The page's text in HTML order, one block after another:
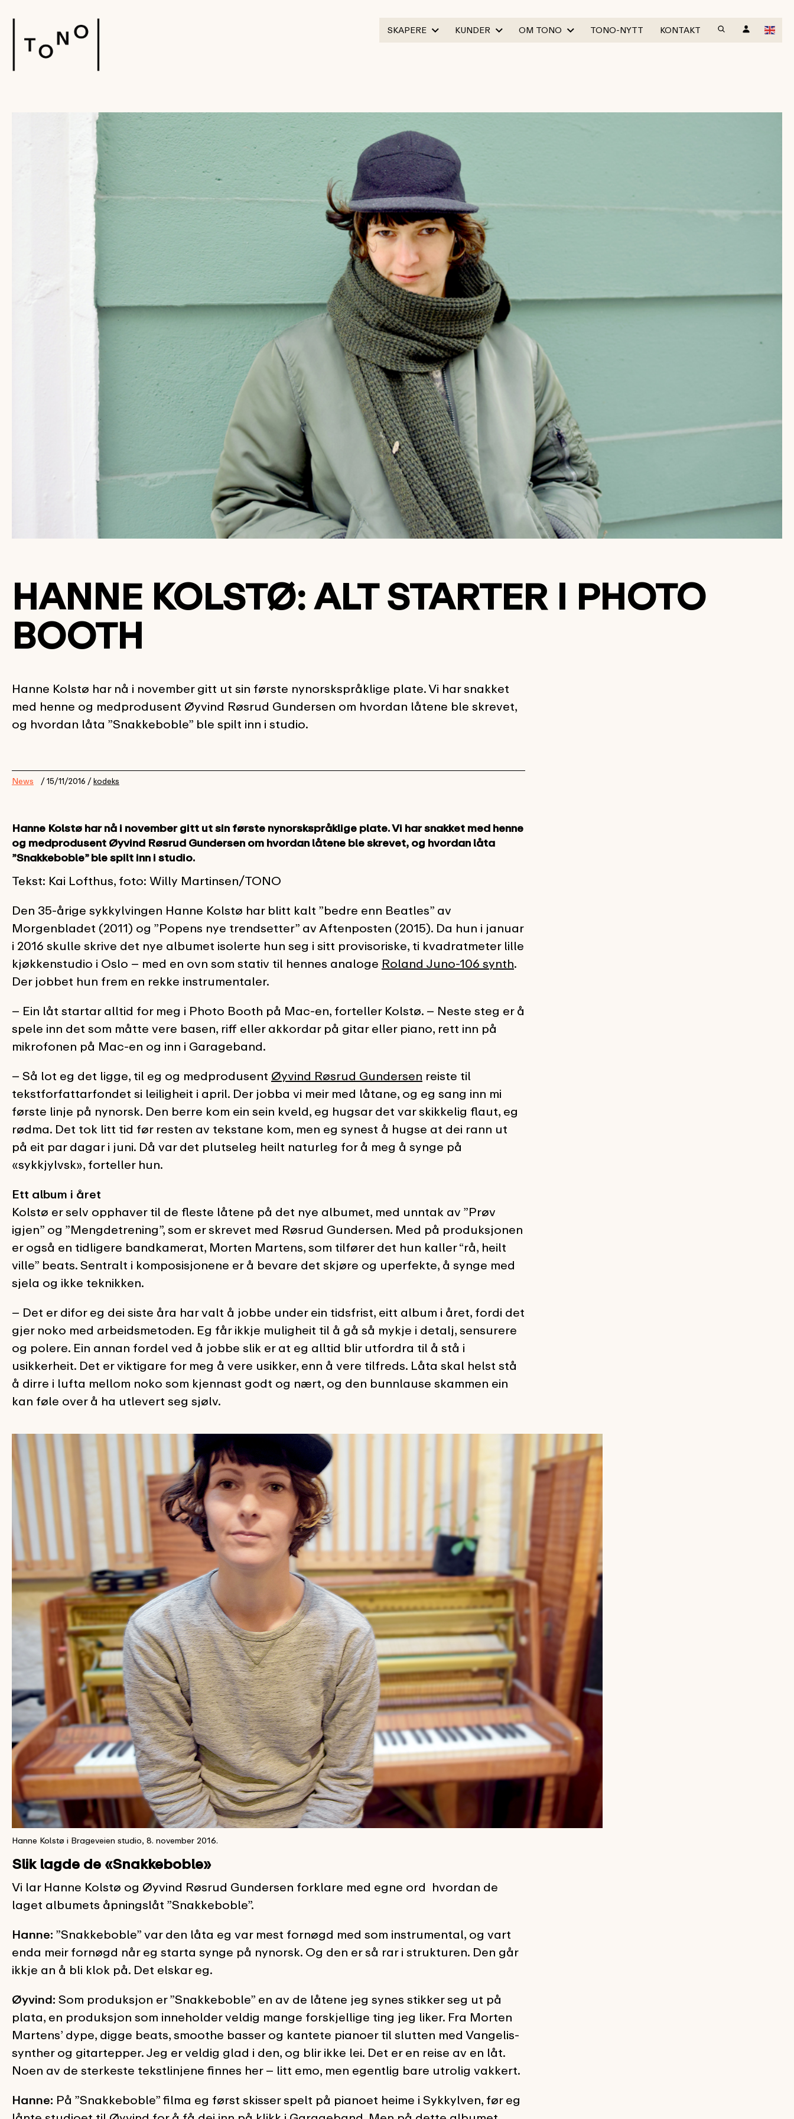
SKAPERE KUNDER OM TONO TONO-NYTT KONTAKT
HANNE KOLSTØ: ALT STARTER I PHOTO
BOOTH
Hanne Kolstø har nå i november gitt ut sin første nynorskspråklige plate. Vi har snakket
med henne og medprodusent Øyvind Røsrud Gundersen om hvordan låtene ble skrevet,
og hvordan låta ”Snakkeboble” ble spilt inn i studio.
News / 15/11/2016 /kodeks
Hanne Kolstø har nå i november gitt ut sin første nynorskspråklige plate. Vi har snakket med henne
og medprodusent Øyvind Røsrud Gundersen om hvordan låtene ble skrevet, og hvordan låta
”Snakkeboble” ble spilt inn i studio.
Tekst: Kai Lofthus, foto: Willy Martinsen/TONO
Den 35-årige sykkylvingen Hanne Kolstø har blitt kalt ”bedre enn Beatles” av
Morgenbladet (2011) og ”Popens nye trendsetter” av Aftenposten (2015). Da hun i januar
i 2016 skulle skrive det nye albumet isolerte hun seg i sitt provisoriske, ti kvadratmeter lille
kjøkkenstudio i Oslo – med en ovn som stativ til hennes analoge Roland Juno-106 synth.
Der jobbet hun frem en rekke instrumentaler.
– Ein låt startar alltid for meg i Photo Booth på Mac-en, forteller Kolstø. – Neste steg er å
spele inn det som måtte vere basen, riff eller akkordar på gitar eller piano, rett inn på
mikrofonen på Mac-en og inn i Garageband.
– Så lot eg det ligge, til eg og medprodusent Øyvind Røsrud Gundersen reiste til
tekstforfattarfondet si leiligheit i april. Der jobba vi meir med låtane, og eg sang inn mi
første linje på nynorsk. Den berre kom ein sein kveld, eg hugsar det var skikkelig flaut, eg
rødma. Det tok litt tid før resten av tekstane kom, men eg synest å hugse at dei rann ut
på eit par dagar i juni. Då var det plutseleg heilt naturleg for å meg å synge på
«sykkjylvsk», forteller hun.
Ett album i året
Kolstø er selv opphaver til de fleste låtene på det nye albumet, med unntak av ”Prøv
igjen” og ”Mengdetrening”, som er skrevet med Røsrud Gundersen. Med på produksjonen
er også en tidligere bandkamerat, Morten Martens, som tilfører det hun kaller “rå, heilt
ville” beats. Sentralt i komposisjonene er å bevare det skjøre og uperfekte, å synge med
sjela og ikke teknikken.
– Det er difor eg dei siste åra har valt å jobbe under ein tidsfrist, eitt album i året, fordi det
gjer noko med arbeidsmetoden. Eg får ikkje muligheit til å gå så mykje i detalj, sensurere
og polere. Ein annan fordel ved å jobbe slik er at eg alltid blir utfordra til å stå i
usikkerheit. Det er viktigare for meg å vere usikker, enn å vere tilfreds. Låta skal helst stå
å dirre i lufta mellom noko som kjennast godt og nært, og den bunnlause skammen ein
kan føle over å ha utlevert seg sjølv.
Hanne Kolstø i Brageveien studio, 8. november 2016.
Slik lagde de «Snakkeboble»
Vi lar Hanne Kolstø og Øyvind Røsrud Gundersen forklare med egne ord hvordan de
laget albumets åpningslåt ”Snakkeboble”.
Hanne: ”Snakkeboble” var den låta eg var mest fornøgd med som instrumental, og vart
enda meir fornøgd når eg starta synge på nynorsk. Og den er så rar i strukturen. Den går
ikkje an å bli klok på. Det elskar eg.
Øyvind: Som produksjon er ”Snakkeboble” en av de låtene jeg synes stikker seg ut på
plata, en produksjon som inneholder veldig mange forskjellige ting jeg liker. Fra Morten
Martens’ dype, digge beats, smoothe basser og kantete pianoer til slutten med Vangelis-
synther og gitartepper. Jeg er veldig glad i den, og blir ikke lei. Det er en reise av en låt.
Noen av de sterkeste tekstlinjene finnes her – litt emo, men egentlig bare utrolig vakkert.
Hanne: På ”Snakkeboble” filma eg først skisser spelt på pianoet heime i Sykkylven, før eg